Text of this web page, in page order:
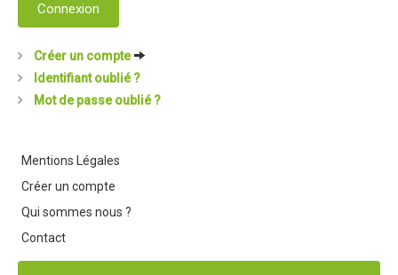
Connexion
Créer un compte
Identifiant oublié ?
Mot de passe oublié ?
Mentions Légales
Créer un compte
Qui sommes nous ?
Contact